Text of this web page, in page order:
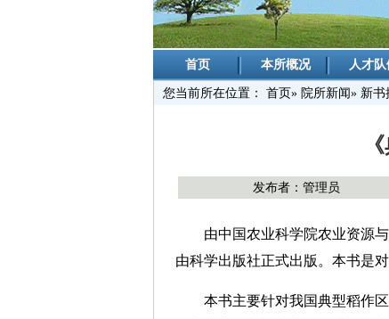
首页 本所概况 人才队
您当前所在位置： 首页» 院所新闻» 新书
发布者：管理员
由中国农业科学院农业资源
由科学出版社正式出版。本书是
本书主要针对我国典型稻作